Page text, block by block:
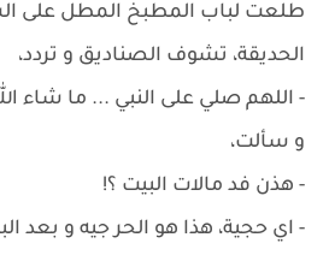
طلعت لباب المطبخ المطل على
الحديقة، تشوف الصناديق و تردد،
- اللهم صلي على النبي ... ما شاء
و سألت،
- هذن فد مالات البيت ؟!
- اي حجية، هذا هو الحر جيه و بعد